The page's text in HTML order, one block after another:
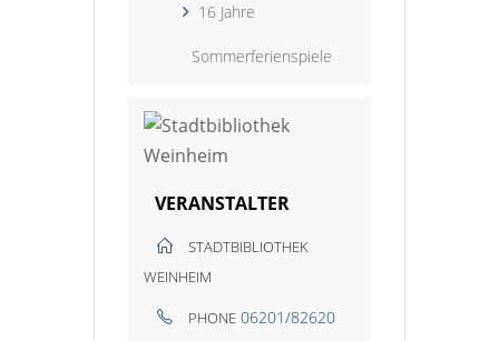
16 Jahre
Sommerferienspiele
VERANSTALTER
STADTBIBLIOTHEK
WEINHEIM
PHONE 06201/82620